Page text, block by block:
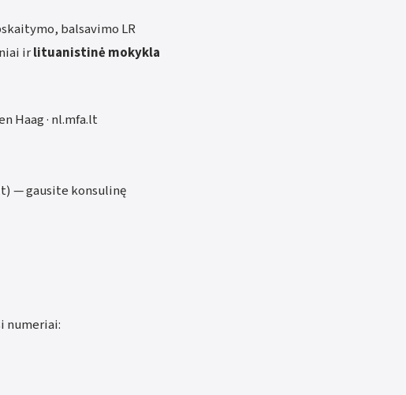
balsavimo LR
irlituanistinė mokykla
Haag · nl.mfa.lt
— gausite konsulinę
numeriai: